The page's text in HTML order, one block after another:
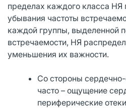
пределах каждого класса
убывания частоты
каждой группы, выделенной
встречаемости, НЯ
уменьшения их важности.
Со стороны
часто – ощущение
периферические